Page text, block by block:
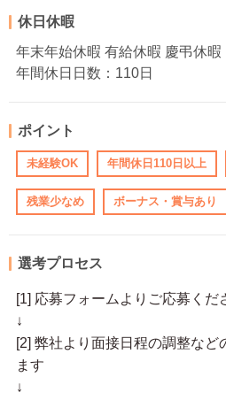
休日休暇
年末年始休暇 有給休暇 慶弔休暇
年間休日日数：110日
ポイント
未経験OK 年間休日110日以上
残業少なめ ボーナス・賞与あり
選考プロセス
[1] 応募フォームよりご応募くだ
↓
[2] 弊社より面接日程の調整など
ます
↓